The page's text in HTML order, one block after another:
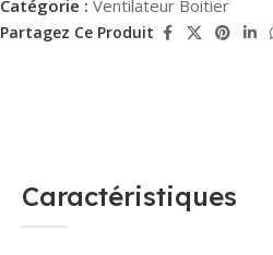
Catégorie : Ventilateur Boitier
Partagez Ce Produit
Caractéristiques